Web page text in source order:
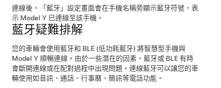
連線後，「藍牙」設定畫面會在手機名稱旁顯示藍牙符號，表
示 Model Y 已連線至該手機。
藍牙疑難排解
您的車輛會使用藍牙和 BLE (低功耗藍牙) 將智慧型手機與
Model Y 順暢連線。由於一些潛在的因素，藍牙或 BLE 有時
會斷開連線或在配對過程中出現問題。連線藍牙可以讓您的車
輛使用如音訊、通話、行事曆、簡訊等電話功能。